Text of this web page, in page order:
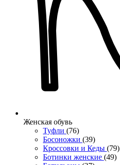
Женcкая обувь
Туфли (76)
Босоножки (39)
Кроссовки и Кеды (79)
Ботинки женские (49)